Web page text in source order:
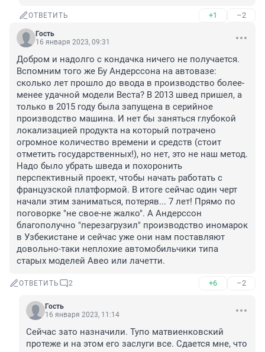
ОТВЕТИТЬ +1 –2
Гость
16 января 2023, 09:31
Добром и надолго с кондачка ничего не получается.
Вспомним того же Бу Андерссона на автовазе:
сколько лет прошло до ввода в производство более-
менее удачной модели Веста? В 2013 швед пришел, а
только в 2015 году была запущена в серийное
производство машина. И нет бы заняться глубокой
локализацией продукта на который потрачено
огромное количество времени и средств (стоит
отметить государственных!), но нет, это не наш метод.
Надо было убрать шведа и похоронить
перспективный проект, чтобы начать работать с
французской платформой. В итоге сейчас один черт
начали этим заниматься, потеряв... 7 лет! Прямо по
поговорке "не свое-не жалко". А Андерссон
благополучно "перезагрузил" производство иномарок
в Узбекистане и сейчас уже они нам поставляют
довольно-таки неплохие автомобильчики типа
старых моделей Авео или лачетти.
ОТВЕТИТЬ 2 +6 –2
Гость
16 января 2023, 11:14
Сейчас зато назначили. Тупо матвиенковский
протеже и на этом его заслуги все. Сдается мне, что